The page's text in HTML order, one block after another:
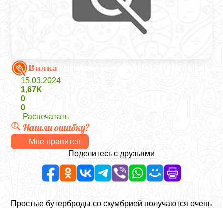
Вилка
15.03.2024
1,67K
0
0
Распечатать
Нашли ошибку?
Мне нравится
Поделитесь с друзьями
Простые бутерброды со скумбрией получаются очень